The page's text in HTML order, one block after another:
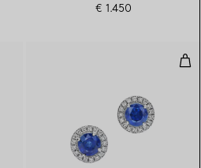
€ 1.450